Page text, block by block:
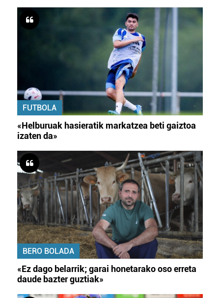
FUTBOLA
«Helburuak hasieratik markatzea beti gaiztoa
izaten da»
BERO BOLADA
«Ez dago belarrik; garai honetarako oso erreta
daude bazter guztiak»